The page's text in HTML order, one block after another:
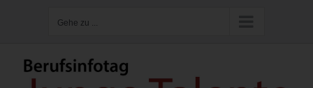
Gehe zu ...